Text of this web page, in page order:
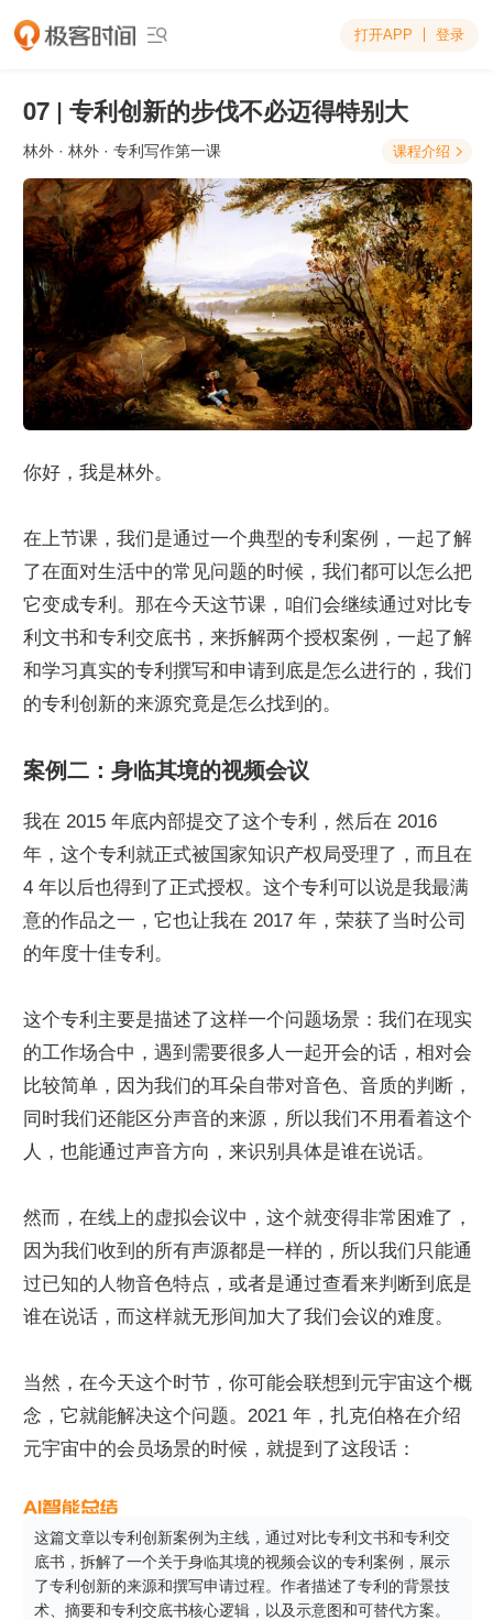
 打开APP 登录
07 | 专利创新的步伐不必迈得特别大
林外 · 林外 · 专利写作第一课 课程介绍 
你好，我是林外。
在上节课，我们是通过一个典型的专利案例，一起了解
了在面对生活中的常见问题的时候，我们都可以怎么把
它变成专利。那在今天这节课，咱们会继续通过对比专
利文书和专利交底书，来拆解两个授权案例，一起了解
和学习真实的专利撰写和申请到底是怎么进行的，我们
的专利创新的来源究竟是怎么找到的。
案例二：身临其境的视频会议
我在 2015 年底内部提交了这个专利，然后在 2016
年，这个专利就正式被国家知识产权局受理了，而且在
4 年以后也得到了正式授权。这个专利可以说是我最满
意的作品之一，它也让我在 2017 年，荣获了当时公司
的年度十佳专利。
这个专利主要是描述了这样一个问题场景：我们在现实
的工作场合中，遇到需要很多人一起开会的话，相对会
比较简单，因为我们的耳朵自带对音色、音质的判断，
同时我们还能区分声音的来源，所以我们不用看着这个
人，也能通过声音方向，来识别具体是谁在说话。
然而，在线上的虚拟会议中，这个就变得非常困难了，
因为我们收到的所有声源都是一样的，所以我们只能通
过已知的人物音色特点，或者是通过查看来判断到底是
谁在说话，而这样就无形间加大了我们会议的难度。
当然，在今天这个时节，你可能会联想到元宇宙这个概
念，它就能解决这个问题。2021 年，扎克伯格在介绍
元宇宙中的会员场景的时候，就提到了这段话：
这篇文章以专利创新案例为主线，通过对比专利文书和专利交
底书，拆解了一个关于身临其境的视频会议的专利案例，展示
了专利创新的来源和撰写申请过程。作者描述了专利的背景技
术、摘要和专利交底书核心逻辑，以及示意图和可替代方案。